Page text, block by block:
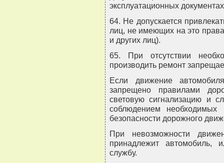
эксплуатационных
64. Не допускается
лиц, не имеющих на это
и других лиц).
65. При отсутствии
производить ремонт
Если движение
запрещено правилами
световую сигнализацию и
соблюдением необходимых
безопасности дорожного
При невозможности
принадлежит автомобиль,
службу.